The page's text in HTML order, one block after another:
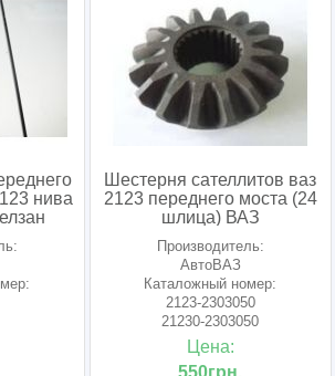
нива
Шестерня сателлитов ваз
2123 переднего моста (24
шлица) ВАЗ
Производитель:
АвтоВАЗ
Каталожный номер:
2123-2303050
21230-2303050
Цена:
550грн.